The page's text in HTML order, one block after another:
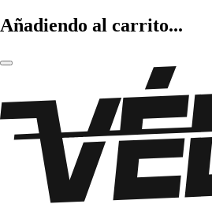
Añadiendo al carrito...